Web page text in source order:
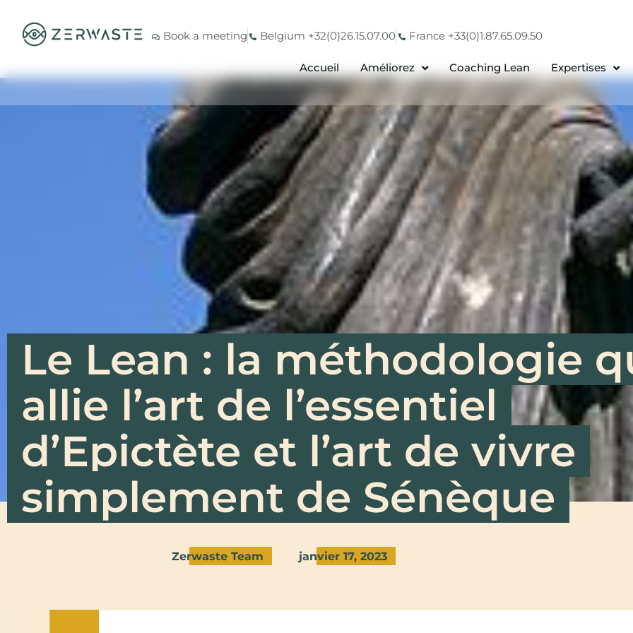
Book a meeting Belgium +32(0)26.15.07.00 France +33(0)1.87.65.09.50
Accueil Améliorez Coaching Lean Expertises
Le Lean : la méthodologie
allie l’art de l’essentiel
d’Epictète et l’art de vivre
simplement de Sénèque
Zerwaste Team janvier 17, 2023